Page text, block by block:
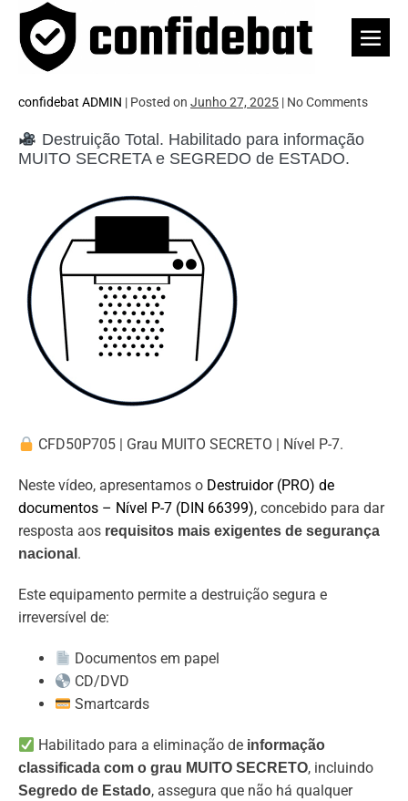
Skip
content
confidebat ADMIN | Posted on Junho 27, 2025 | NoComments
Destruição Total. Habilitado para informação
MUITO SECRETA e SEGREDO de ESTADO.
CFD50P705 | Grau MUITO SECRETO | Nível P-7.
Neste vídeo, apresentamos o Destruidor (PRO) de
documentos – Nível P-7 (DIN 66399), concebido para dar
resposta aos requisitos mais exigentes de segurança
nacional .
Este equipamento permite a destruição segura e
irreversível de:
Documentos em papel
CD/DVD
Smartcards
Habilitado para a eliminação de informação
classificada com o grau MUITO SECRETO, incluindo
Segredo de Estado, assegura que não há qualquer